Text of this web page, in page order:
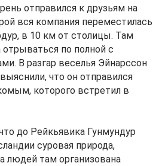
отправился к друзьям на
вся компания переместилась
в 10 км от столицы. Там
по полной с
В разгар веселья Эйнарссон
что он отправился
которого встретил в
до Рейкьявика Гунмундур
суровая природа,
людей там организована